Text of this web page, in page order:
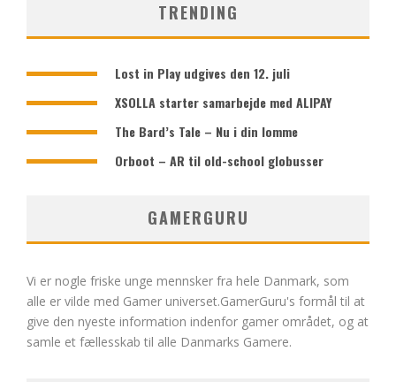
TRENDING
Lost in Play udgives den 12. juli
XSOLLA starter samarbejde med ALIPAY
The Bard’s Tale – Nu i din lomme
Orboot – AR til old-school globusser
GAMERGURU
Vi er nogle friske unge mennsker fra hele Danmark, som
alle er vilde med Gamer universet.GamerGuru's formål til at
give den nyeste information indenfor gamer området, og at
samle et fællesskab til alle Danmarks Gamere.